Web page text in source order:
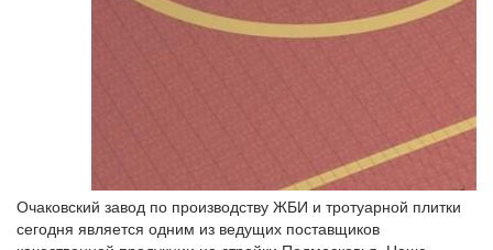
Очаковский завод по производству ЖБИ и тротуарной плитки
сегодня является одним из ведущих поставщиков